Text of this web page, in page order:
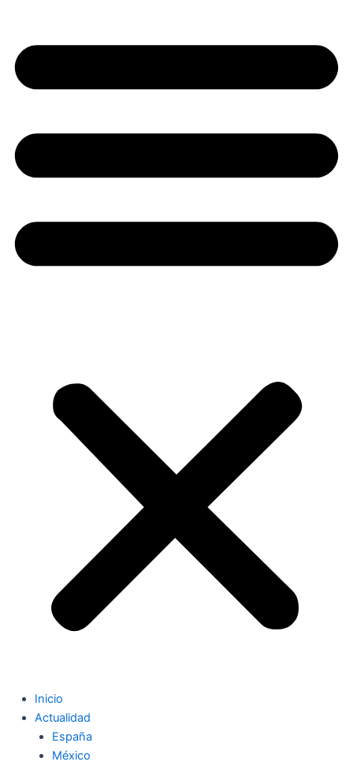
Inicio
Actualidad
España
México